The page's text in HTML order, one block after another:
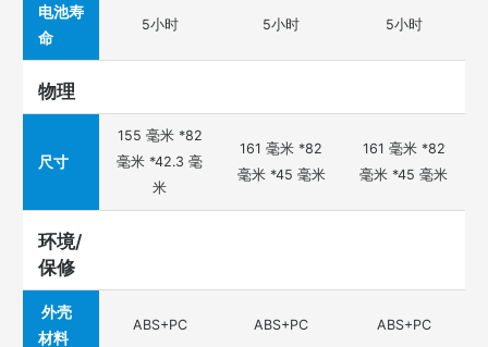
电池寿
命
5小时 5小时 5小时
物理
尺寸
155 毫米 *82
毫米 *42.3 毫
米
161 毫米 *82
毫米 *45 毫米
161 毫米 *82
毫米 *45 毫米
环境/
保修
外壳
材料
ABS+PC ABS+PC ABS+PC